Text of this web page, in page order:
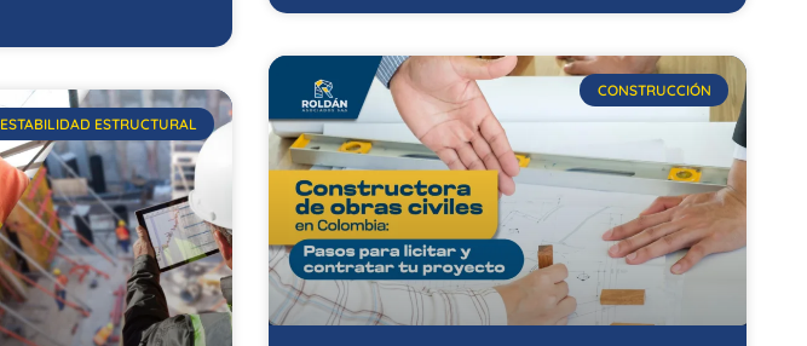
ESTABILIDAD ESTRUCTURAL
CONSTRUCCIÓN